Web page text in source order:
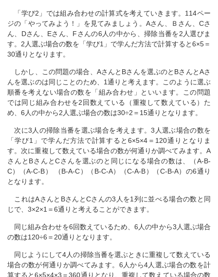
「学び2」では組み合わせの計算式を考えていきます。114ペー
ジの「やってみよう！」を見てみましょう。Aさん、Ｂさん、Cさ
ん、Dさん、Eさん、Fさんの6人の中から、掃除当番を2人選びま
す。2人選ぶ場合の数を「学び1」で学んだ方法で計算すると6×5＝
30通りとなります。
しかし、この問題の場合、AさんとBさんを選ぶのとBさんとAさ
んを選ぶのは同じことのため、1通りと考えます。このように選ぶ
順番を考えない場合の数を「組み合わせ」といいます。この問題
では同じ組み合わせを2回数えている（重複して数えている）た
め、6人の中から2人選ぶ場合の数は30÷2＝15通りとなります。
次に3人の掃除当番を選ぶ場合を考えます。3人選ぶ場合の数を
「学び1」で学んだ方法で計算すると6×5×4＝120通りとなりま
す。次に重複して数えている場合の数が何通りか調べてみます。A
さんとBさんとCさんを選ぶのと同じになる場合の数は、（A-B-
C）（A-C-B） （B-A-C）（B-C-A）（C-A-B）（C-B-A）の6通り
となります。
これはAさんとBさんとCさんの3人を1列に並べる場合の数と同
じで、3×2×1＝6通りと考えることができます。
同じ組み合わせを6回数えているため、6人の中から3人選ぶ場合
の数は120÷6＝20通りとなります。
同じようにして4人の掃除当番を選ぶときに重複して数えている
場合の数が何通りか調べてみます。6人から4人選ぶ場合の数を計
算すると6×5×4×3＝360通りとなり、重複して数えている場合の数